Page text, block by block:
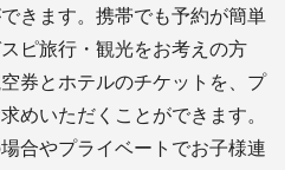
きます。携帯でも予約が簡単
ピ旅行・観光をお考えの方
券とホテルのチケットを、プ
めいただくことができます。
合やプライベートでお子様連